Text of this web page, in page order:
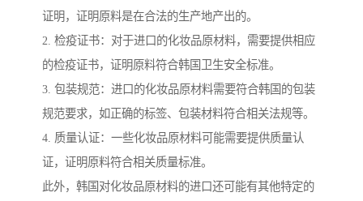
证明，证明原料是在合法的生产地产出的。
2. 检疫证书：对于进口的化妆品原材料，需要提供相应
的检疫证书，证明原料符合韩国卫生安全标准。
3. 包装规范：进口的化妆品原材料需要符合韩国的包装
规范要求，如正确的标签、包装材料符合相关法规等。
4. 质量认证：一些化妆品原材料可能需要提供质量认
证，证明原料符合相关质量标准。
此外，韩国对化妆品原材料的进口还可能有其他特定的